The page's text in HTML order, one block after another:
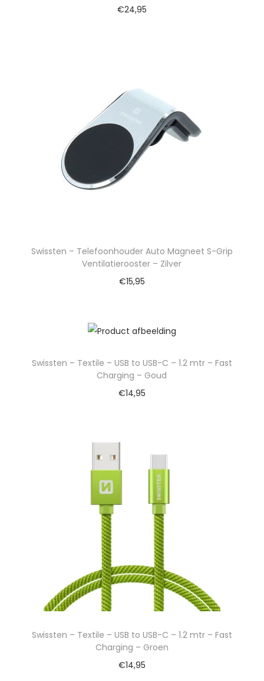
€24,95
Swissten – Telefoonhouder Auto Magneet S-Grip
Ventilatierooster – Zilver
€15,95
Swissten – Textile – USB to USB-C – 1.2 mtr – Fast
Charging – Goud
€14,95
Swissten – Textile – USB to USB-C – 1.2 mtr – Fast
Charging – Groen
€14,95